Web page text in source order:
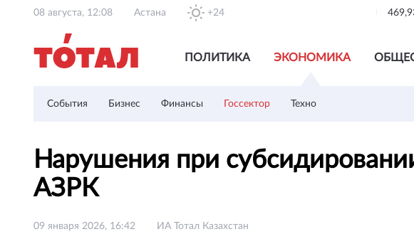
08 августа, 12:08 Астана +24
ПОЛИТИКА ЭКОНОМИКА
События Бизнес Финансы Госсектор Техно
Нарушения при
АЗРК
09 января 2026, 16:42 ИА Тотал Казахстан